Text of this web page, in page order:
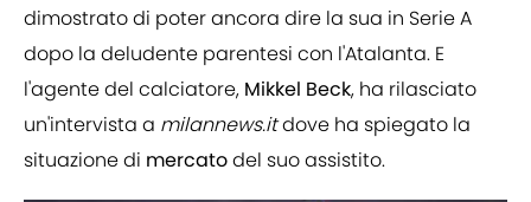
dimostrato di poter ancora dire la sua in Serie A
dopo la deludente parentesi con l'Atalanta. E
l'agente del calciatore, Mikkel Beck, ha rilasciato
un'intervista a milannews.itdove ha spiegato la
situazione di mercatodel suo assistito.